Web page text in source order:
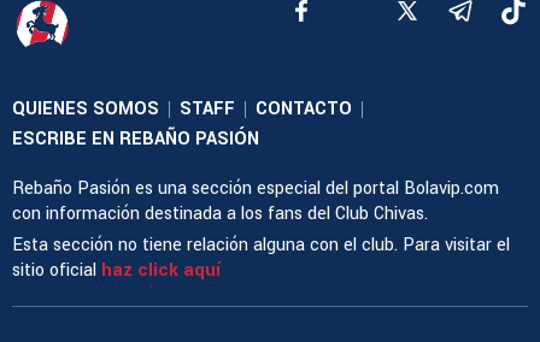
QUIENES SOMOS | STAFF | CONTACTO |
ESCRIBE EN REBAÑO PASIÓN
Rebaño Pasión es una sección especial del portal Bolavip.com
con información destinada a los fans del Club Chivas.
Esta sección no tiene relación alguna con el club. Para visitar el
sitio oficial haz click aquí